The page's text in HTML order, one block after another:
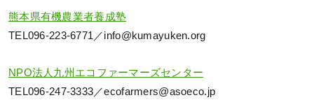
熊本県有機農業者養成塾
TEL096-223-6771／info@kumayuken.org
NPO法人九州エコファーマーズセンター
TEL096-247-3333／ecofarmers@asoeco.jp